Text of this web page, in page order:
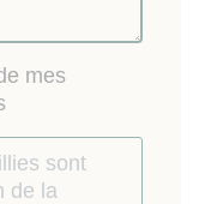
mes
sont
de la